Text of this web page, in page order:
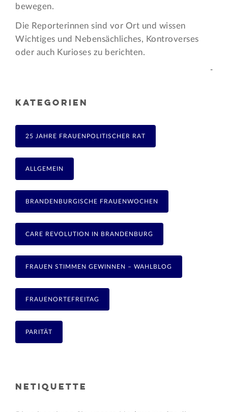
bewegen.
Die Reporterinnen sind vor Ort und wissen
Wichtiges und Nebensächliches, Kontroverses
oder auch Kurioses zu berichten.
-
KATEGORIEN
25 JAHRE FRAUENPOLITISCHER RAT
ALLGEMEIN
BRANDENBURGISCHE FRAUENWOCHEN
CARE REVOLUTION IN BRANDENBURG
FRAUEN STIMMEN GEWINNEN – WAHLBLOG
FRAUENORTEFREITAG
PARITÄT
NETIQUETTE